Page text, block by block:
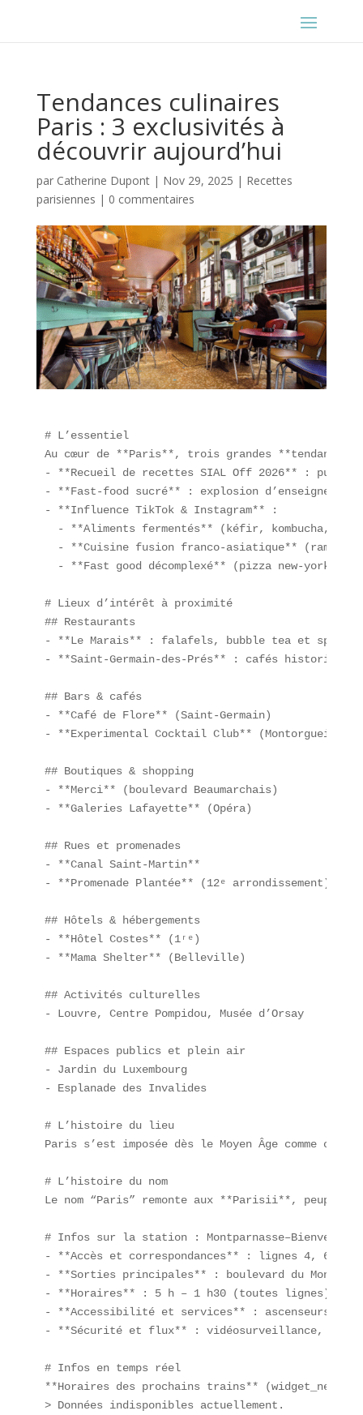
Tendances culinaires
Paris : 3 exclusivités à
découvrir aujourd’hui
par Catherine Dupont| Nov 29, 2025 | Recettes
parisiennes | 0 commentaires
# L’essentiel
Au cœur de **Paris**, trois grandes **tendances
- **Recueil de recettes SIAL Off 2026** :
- **Fast-food sucré** : explosion d’enseignes
- **Influence TikTok & Instagram** :
- **Aliments fermentés** (kéfir, kombucha,
- **Cuisine fusion franco-asiatique**
- **Fast good décomplexé** (pizza new-yorkaise
# Lieux d’intérêt à proximité
## Restaurants
- **Le Marais** : falafels, bubble tea et spots
- **Saint-Germain-des-Prés** : cafés
## Bars & cafés
- **Café de Flore** (Saint-Germain)
- **Experimental Cocktail Club** (Montorgueil)
## Boutiques & shopping
- **Merci** (boulevard Beaumarchais)
- **Galeries Lafayette** (Opéra)
## Rues et promenades
- **Canal Saint-Martin**
- **Promenade Plantée** (12ᵉ arrondissement)
## Hôtels & hébergements
- **Hôtel Costes** (1ʳᵉ)
- **Mama Shelter** (Belleville)
## Activités culturelles
- Louvre, Centre Pompidou, Musée d’Orsay
## Espaces publics et plein air
- Jardin du Luxembourg
- Esplanade des Invalides
# L’histoire du lieu
Paris s’est imposée dès le Moyen Âge comme
# L’histoire du nom
Le nom “Paris” remonte aux **Parisii**,
# Infos sur la station : Montparnasse–Bienvenüe
- **Accès et correspondances** : lignes 4, 6,
- **Sorties principales** : boulevard du
- **Horaires** : 5 h – 1 h30 (toutes lignes)
- **Accessibilité et services** : ascenseurs,
- **Sécurité et flux** : vidéosurveillance,
# Infos en temps réel
**Horaires des prochains trains**
> Données indisponibles actuellement.